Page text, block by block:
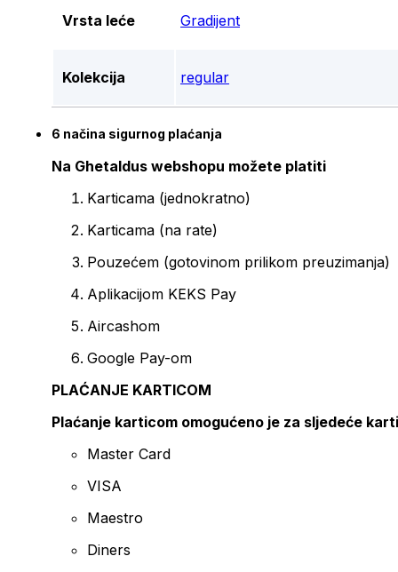
Vrsta leće Gradijent
Kolekcija regular
6 načina sigurnog plaćanja
Na Ghetaldus webshopu možete platiti
Karticama (jednokratno)
Karticama (na rate)
Pouzećem (gotovinom prilikom preuzimanja)
Aplikacijom KEKS Pay
Aircashom
Google Pay-om
PLAĆANJE KARTICOM
Plaćanje karticom omogućeno je za sljedeće
Master Card
VISA
Maestro
Diners